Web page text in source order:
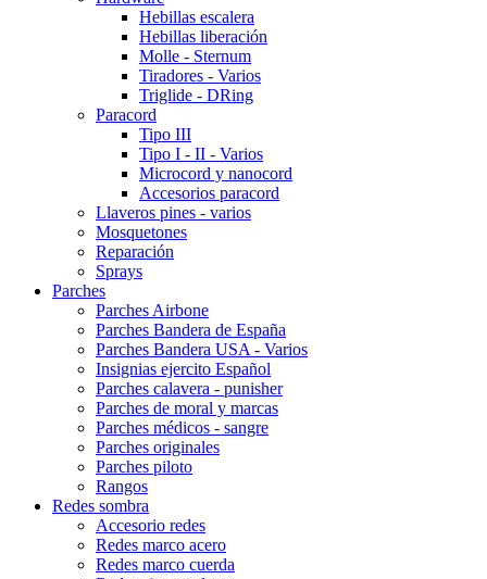
Hebillas escalera
Hebillas liberación
Molle - Sternum
Tiradores - Varios
Triglide - DRing
Paracord
Tipo III
Tipo I - II - Varios
Microcord y nanocord
Accesorios paracord
Llaveros pines - varios
Mosquetones
Reparación
Sprays
Parches
Parches Airbone
Parches Bandera de España
Parches Bandera USA - Varios
Insignias ejercito Español
Parches calavera - punisher
Parches de moral y marcas
Parches médicos - sangre
Parches originales
Parches piloto
Rangos
Redes sombra
Accesorio redes
Redes marco acero
Redes marco cuerda